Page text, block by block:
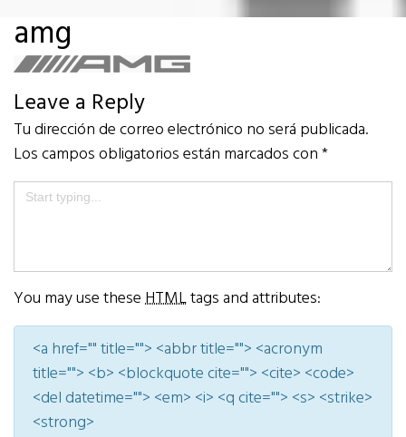
amg
Leave a Reply
Tu dirección de correo electrónico no será publicada.
Los campos obligatorios están marcados con*
You may use theseHTMLtags and attributes:
<a href="" title=""> <abbr title=""> <acronym
title=""> <b> <blockquote cite=""> <cite> <code>
<del datetime=""> <em> <i> <q cite=""> <s> <strike>
<strong>